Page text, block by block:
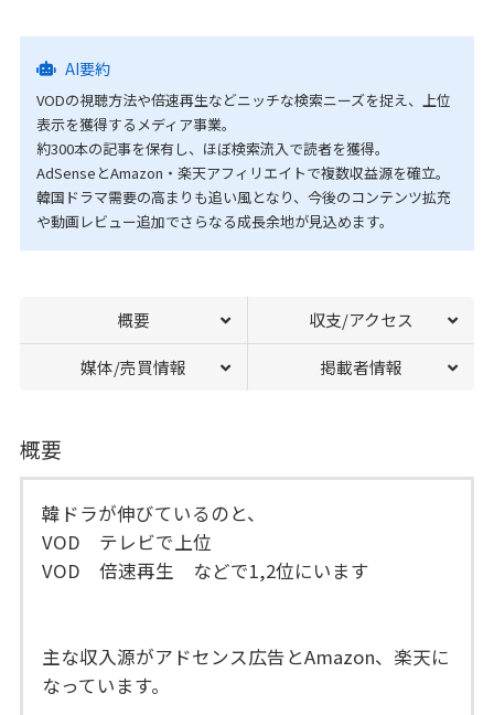
AI要約
VODの視聴方法や倍速再生などニッチな検索ニーズを捉え、上位
表示を獲得するメディア事業。
約300本の記事を保有し、ほぼ検索流入で読者を獲得。
AdSenseとAmazon・楽天アフィリエイトで複数収益源を確立。
韓国ドラマ需要の高まりも追い風となり、今後のコンテンツ拡充
や動画レビュー追加でさらなる成長余地が見込めます。
概要 収支/アクセス
媒体/売買情報 掲載者情報
概要
韓ドラが伸びているのと、
VOD テレビで上位
VOD 倍速再生 などで1,2位にいます
主な収入源がアドセンス広告とAmazon、楽天に
なっています。